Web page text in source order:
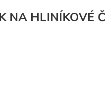
NA HLINÍKOVÉ